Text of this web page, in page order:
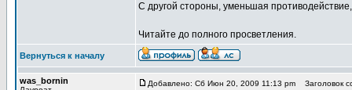
С другой стороны, уменьшая
Читайте до полного просветления.
Вернуться к началу
was_bornin Добавлено: Сб Июн 20, 2009 11:13 pm Заголовок